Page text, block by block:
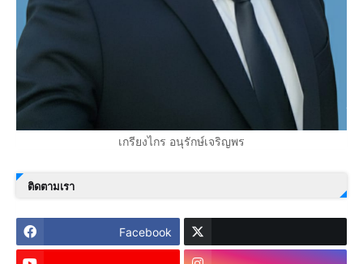
เกรียงไกร อนุรักษ์เจริญพร
ติดตามเรา
Facebook